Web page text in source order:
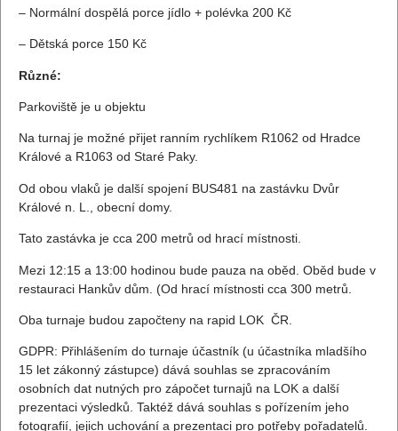
– Normální dospělá porce jídlo + polévka 200 Kč
– Dětská porce 150 Kč
Různé:
Parkoviště je u objektu
Na turnaj je možné přijet ranním rychlíkem R1062 od Hradce
Králové a R1063 od Staré Paky.
Od obou vlaků je další spojení BUS481 na zastávku Dvůr
Králové n. L., obecní domy.
Tato zastávka je cca 200 metrů od hrací místnosti.
Mezi 12:15 a 13:00 hodinou bude pauza na oběd. Oběd bude v
restauraci Hankův dům. (Od hrací místnosti cca 300 metrů.
Oba turnaje budou započteny na rapid LOK ČR.
GDPR: Přihlášením do turnaje účastník (u účastníka mladšího
15 let zákonný zástupce) dává souhlas se zpracováním
osobních dat nutných pro zápočet turnajů na LOK a další
prezentaci výsledků. Taktéž dává souhlas s pořízením jeho
fotografií, jejich uchování a prezentaci pro potřeby pořadatelů.